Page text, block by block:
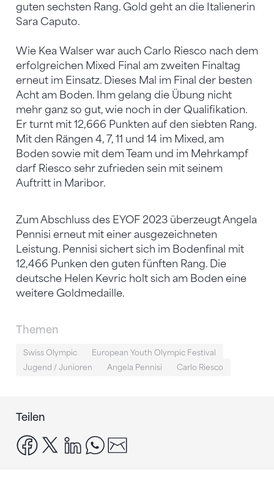
guten sechsten Rang. Gold geht an die Italienerin
Sara Caputo.
Wie Kea Walser war auch Carlo Riesco nach dem
erfolgreichen Mixed Final am zweiten Finaltag
erneut im Einsatz. Dieses Mal im Final der besten
Acht am Boden. Ihm gelang die Übung nicht
mehr ganz so gut, wie noch in der Qualifikation.
Er turnt mit 12,666 Punkten auf den siebten Rang.
Mit den Rängen 4, 7, 11 und 14 im Mixed, am
Boden sowie mit dem Team und im Mehrkampf
darf Riesco sehr zufrieden sein mit seinem
Auftritt in Maribor.
Zum Abschluss des EYOF 2023 überzeugt Angela
Pennisi erneut mit einer ausgezeichneten
Leistung. Pennisi sichert sich im Bodenfinal mit
12,466 Punken den guten fünften Rang. Die
deutsche Helen Kevric holt sich am Boden eine
weitere Goldmedaille.
Themen
Swiss Olympic
European Youth Olympic Festival
Jugend / Junioren
Angela Pennisi Carlo Riesco
Teilen
facebook
x linkedinwhatsapp